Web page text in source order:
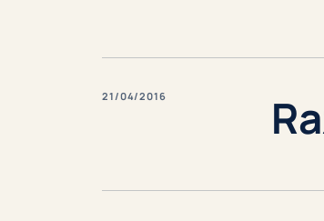
21/04/2016